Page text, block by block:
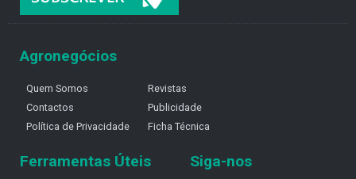
Agronegócios
Quem Somos
Contactos
Política de Privacidade
Revistas
Publicidade
Ficha Técnica
Ferramentas Úteis Siga-nos